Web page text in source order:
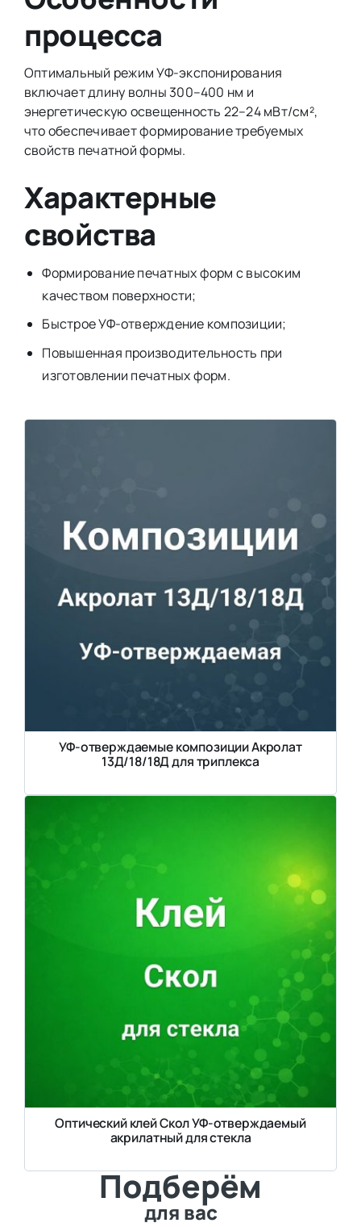
процесса
Оптимальный режим УФ-экспонирования
включает длину волны 300–400 нм и
энергетическую освещенность 22–24 мВт/см²,
что обеспечивает формирование требуемых
свойств печатной формы.
Характерные
свойства
Формирование печатных форм с высоким
качеством поверхности;
Быстрое УФ-отверждение композиции;
Повышенная производительность при
изготовлении печатных форм.
УФ-отверждаемые композиции Акролат
13Д/18/18Д для триплекса
Оптический клей Скол УФ-отверждаемый
акрилатный для стекла
Подберём
для вас